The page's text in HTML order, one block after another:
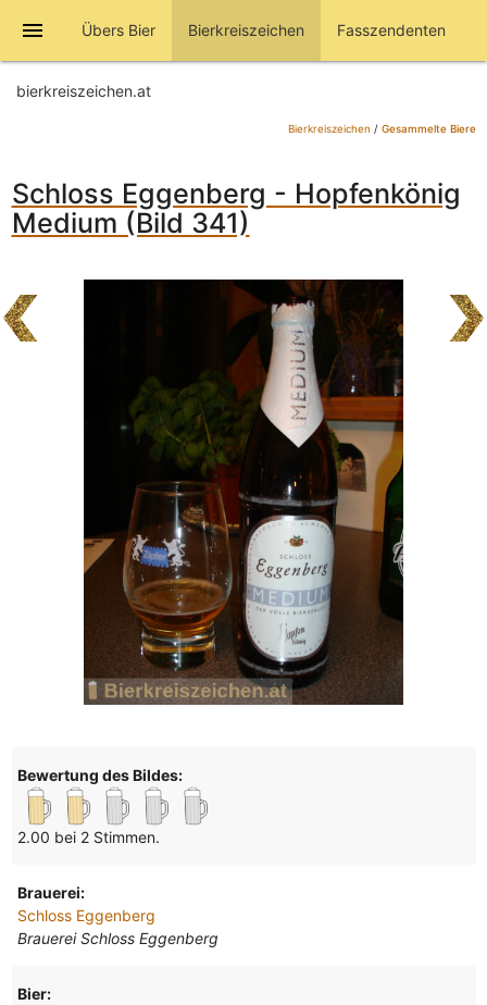
menu Übers Bier Bierkreiszeichen Fasszendenten
bierkreiszeichen.at
Bierkreiszeichen / Gesammelte Biere
Schloss Eggenberg - Hopfenkönig
Medium (Bild 341)
Bewertung des Bildes:
2.00 bei 2 Stimmen.
Brauerei:
Schloss Eggenberg
Brauerei Schloss Eggenberg
Bier: